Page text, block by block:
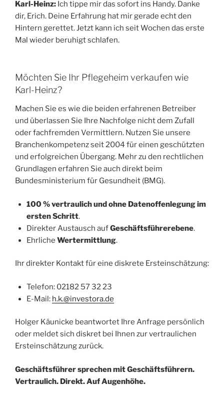
Karl-Heinz: Ich tippe mir das sofort ins Handy. Danke
dir, Erich. Deine Erfahrung hat mir gerade echt den
Hintern gerettet. Jetzt kann ich seit Wochen das erste
Mal wieder beruhigt schlafen.
Möchten Sie Ihr Pflegeheim verkaufen wie
Karl-Heinz?
Machen Sie es wie die beiden erfahrenen Betreiber
und überlassen Sie Ihre Nachfolge nicht dem Zufall
oder fachfremden Vermittlern. Nutzen Sie unsere
Branchenkompetenz seit 2004 für einen geschützten
und erfolgreichen Übergang. Mehr zu den rechtlichen
Grundlagen erfahren Sie auch direkt beim
Bundesministerium für Gesundheit (BMG).
100 % vertraulich und ohne Datenoffenlegung im
ersten Schritt.
Direkter Austausch aufGeschäftsführerebene.
Ehrliche Wertermittlung.
Ihr direkter Kontakt für eine diskrete Ersteinschätzung:
Telefon: 02182 57 32 23
E-Mail: h.k.@investora.de
Holger Käunicke beantwortet Ihre Anfrage persönlich
oder meldet sich diskret bei Ihnen zur vertraulichen
Ersteinschätzung zurück.
Geschäftsführer sprechen mit Geschäftsführern.
Vertraulich. Direkt. Auf Augenhöhe.